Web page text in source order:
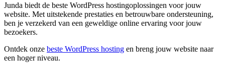
Junda biedt de beste WordPress hostingoplossingen voor jouw
website. Met uitstekende prestaties en betrouwbare ondersteuning,
ben je verzekerd van een geweldige online ervaring voor jouw
bezoekers.
Ontdek onze beste WordPress hosting en breng jouw website naar
een hoger niveau.